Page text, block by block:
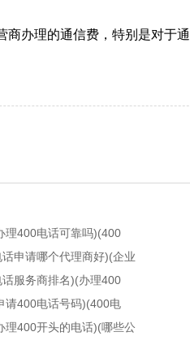
办理的通信费，特别是对于
理400电话可靠吗)(400
申请哪个代理商好)(企业
话服务商排名)(办理400
请400电话号码)(400电
理400开头的电话)(哪些公